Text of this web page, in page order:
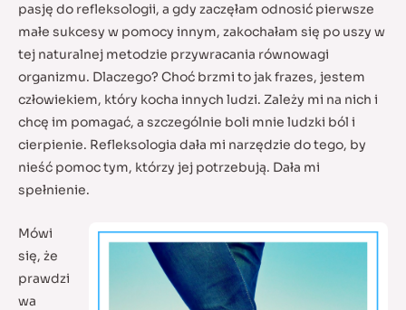
pasję do refleksologii, a gdy zaczęłam odnosić pierwsze
małe sukcesy w pomocy innym, zakochałam się po uszy w
tej naturalnej metodzie przywracania równowagi
organizmu. Dlaczego? Choć brzmi to jak frazes, jestem
człowiekiem, który kocha innych ludzi. Zależy mi na nich i
chcę im pomagać, a szczególnie boli mnie ludzki ból i
cierpienie. Refleksologia dała mi narzędzie do tego, by
nieść pomoc tym, którzy jej potrzebują. Dała mi
spełnienie.
Mówi
się, że
prawdzi
wa